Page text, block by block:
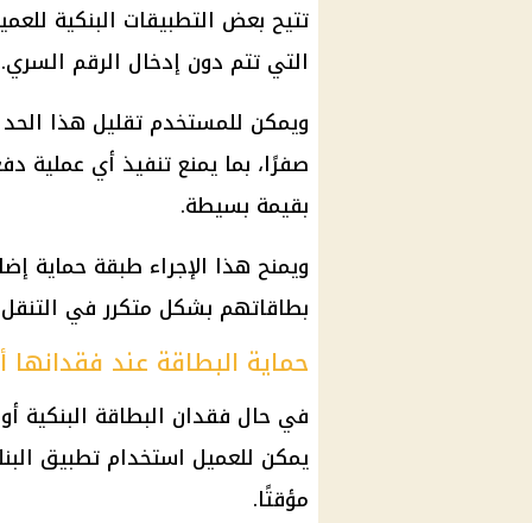
تتيح بعض التطبيقات البنكية
التي تتم دون إدخال الرقم السري.
ويمكن للمستخدم تقليل هذا
صفرًا، بما يمنع تنفيذ أي عملية
بقيمة بسيطة.
ويمنح هذا الإجراء طبقة حماية
بطاقاتهم بشكل متكرر في
حماية البطاقة عند
في حال فقدان البطاقة البنكية
يمكن للعميل استخدام تطبيق
مؤقتًا.